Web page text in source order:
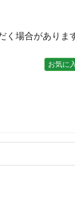
場合がありま
お気に